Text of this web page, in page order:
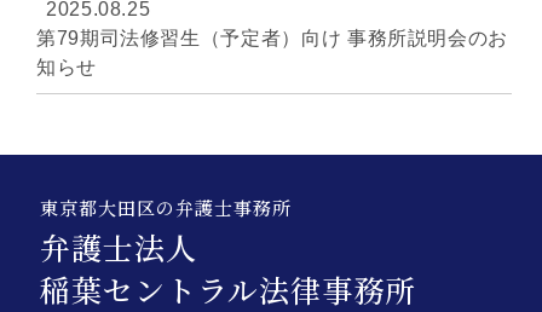
2025.08.25
第79期司法修習生（予定者）向け 事務所説明会のお
知らせ
東京都大田区の弁護士事務所
弁護士法人
稲葉セントラル法律事務所